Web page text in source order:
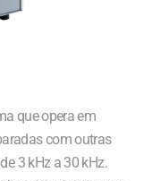
que opera em
com outras
3 kHz a 30 kHz.